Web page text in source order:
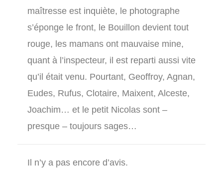
maîtresse est inquiète, le photographe
s’éponge le front, le Bouillon devient tout
rouge, les mamans ont mauvaise mine,
quant à l’inspecteur, il est reparti aussi vite
qu’il était venu. Pourtant, Geoffroy, Agnan,
Eudes, Rufus, Clotaire, Maixent, Alceste,
Joachim… et le petit Nicolas sont –
presque – toujours sages…
Il n’y a pas encore d’avis.